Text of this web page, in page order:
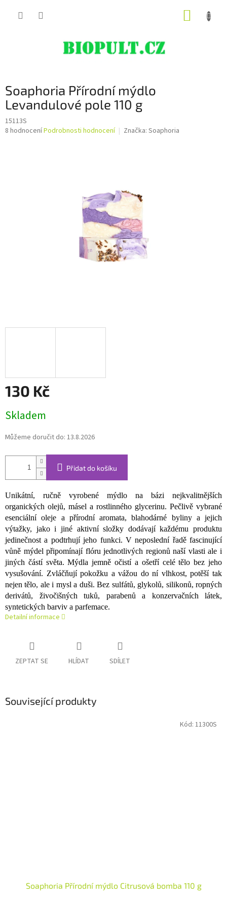
Soaphoria Přírodní mýdlo
Levandulové pole 110 g
15113S
Průměrné
8 hodnoceníPodrobnosti hodnocení Značka: Soaphoria
130 Kč
cena:
Skladem
Můžeme doručit do: 13.8.2026
Přidat do košíku
Unikátní, ručně vyrobené mýdlo na bázi nejkvalitnějších
organických olejů, másel a rostlinného glycerinu. Pečlivě vybrané
esenciální oleje a přírodní aromata, blahodárné byliny a jejich
výtažky, jako i jiné aktivní složky dodávají každému produktu
jedinečnost a podtrhují jeho funkci. V neposlední řadě fascinující
vůně mýdel připomínají flóru jednotlivých regionů naší vlasti ale i
jiných částí světa. Mýdla jemně očistí a ošetří celé tělo bez jeho
vysušování. Zvláčňují pokožku a vážou do ní vlhkost, potěší tak
nejen tělo, ale i mysl a duši. Bez sulfátů, glykolů, silikonů, ropných
derivátů, živočišných tuků, parabenů a konzervačních látek,
syntetických barviv a parfemace.
Detailní informace
ZEPTAT SE HLÍDAT SDÍLET
Související produkty
Soaphoria Přírodní mýdlo Citrusová bomba 110 g
Kód: 11300S